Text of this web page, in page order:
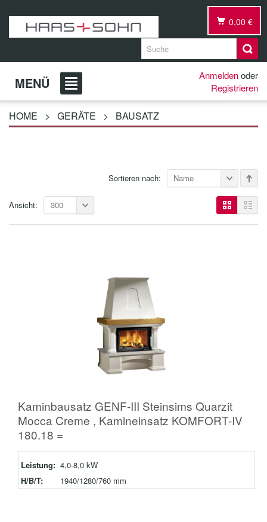
0,00 €
MENÜ Anmeldenoder
Registrieren
HOME > GERÄTE > BAUSATZ
Sortieren nach: Name
Ansicht: 300
Kaminbausatz GENF-III Steinsims Quarzit
Mocca Creme , Kamineinsatz KOMFORT-IV
180.18 =
Leistung: 4,0-8,0 kW
H/B/T:
1940/1280/760 mm